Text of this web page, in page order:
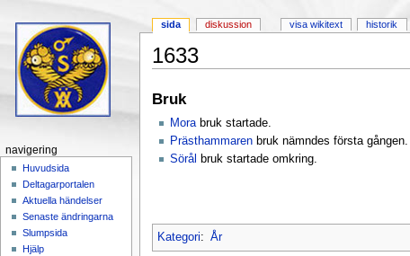
1633
Bruk
Morabruk startade.
Prästhammarenbruk nämndes första gången.
Sörål bruk startade omkring.
Kategori: År
sida diskussion visa wikitext historik
navigering
Huvudsida
Deltagarportalen
Aktuella händelser
Senaste ändringarna
Slumpsida
Hjälp